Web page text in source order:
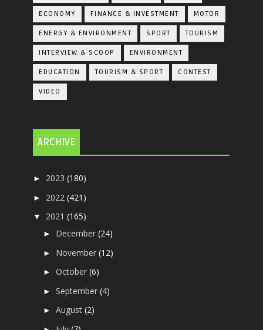
ECONOMY FINANCE & INVESTMENT MOTOR
ENERGY & ENVIRONMENT SPORT TOURISM
INTERVIEW & SCOOP ENVIRONMENT
EDUCATION TOURISM & SPORT CONTEST
VIDEO
ARCHIVE
► 2023(180)
► 2022(421)
▼ 2021(165)
► December(24)
► November(12)
►October(6)
►September(4)
►August(2)